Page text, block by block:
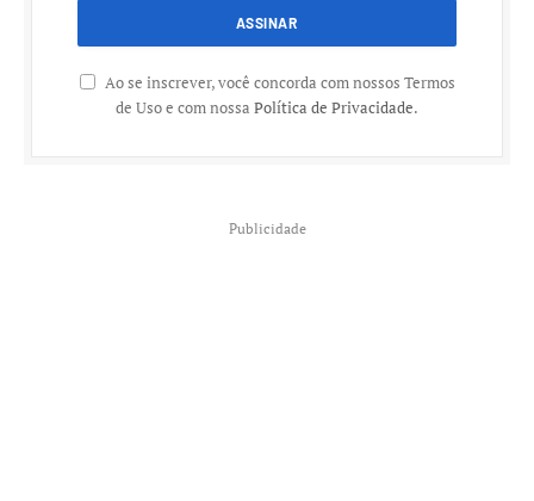
Ao se inscrever, você concorda com nossos Termos
de Uso e com nossa Política de Privacidade.
Publicidade